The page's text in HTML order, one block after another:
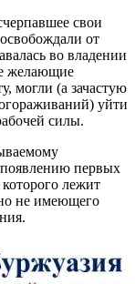
свои
от
во владении
желающие
могли (а зачастую
уйти
силы.
первых
лежит
не имеющего